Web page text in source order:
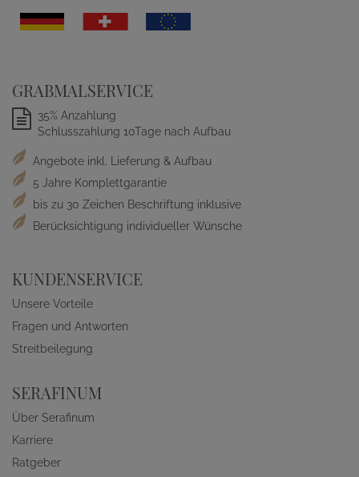
GRABMALSERVICE
35% Anzahlung
Schlusszahlung 10Tage nach Aufbau
Angebote inkl. Lieferung & Aufbau
5 Jahre Komplettgarantie
bis zu 30 Zeichen Beschriftung inklusive
Berücksichtigung individueller Wünsche
KUNDENSERVICE
Unsere Vorteile
Fragen und Antworten
Streitbeilegung
SERAFINUM
Über Serafinum
Karriere
Ratgeber